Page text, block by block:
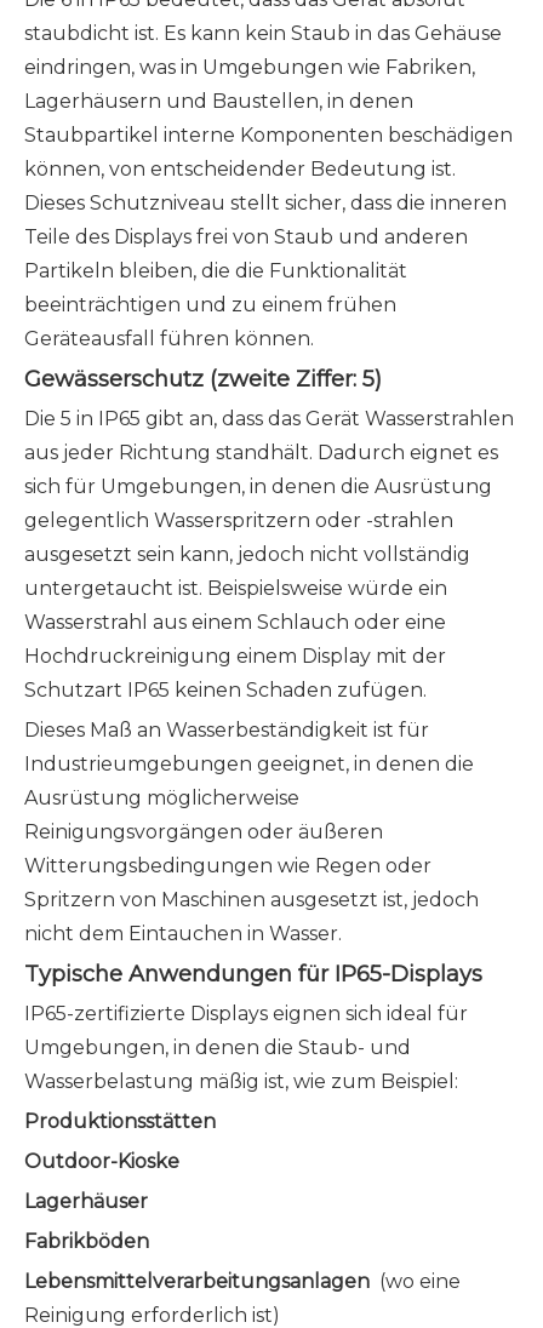
staubdicht ist. Es kann kein Staub in das Gehäuse
eindringen, was in Umgebungen wie Fabriken,
Lagerhäusern und Baustellen, in denen
Staubpartikel interne Komponenten beschädigen
können, von entscheidender Bedeutung ist.
Dieses Schutzniveau stellt sicher, dass die inneren
Teile des Displays frei von Staub und anderen
Partikeln bleiben, die die Funktionalität
beeinträchtigen und zu einem frühen
Geräteausfall führen können.
Gewässerschutz (zweite Ziffer: 5)
Die 5 in IP65 gibt an, dass das Gerät Wasserstrahlen
aus jeder Richtung standhält. Dadurch eignet es
sich für Umgebungen, in denen die Ausrüstung
gelegentlich Wasserspritzern oder -strahlen
ausgesetzt sein kann, jedoch nicht vollständig
untergetaucht ist. Beispielsweise würde ein
Wasserstrahl aus einem Schlauch oder eine
Hochdruckreinigung einem Display mit der
Schutzart IP65 keinen Schaden zufügen.
Dieses Maß an Wasserbeständigkeit ist für
Industrieumgebungen geeignet, in denen die
Ausrüstung möglicherweise
Reinigungsvorgängen oder äußeren
Witterungsbedingungen wie Regen oder
Spritzern von Maschinen ausgesetzt ist, jedoch
nicht dem Eintauchen in Wasser.
Typische Anwendungen für IP65-Displays
IP65-zertifizierte Displays eignen sich ideal für
Umgebungen, in denen die Staub- und
Wasserbelastung mäßig ist, wie zum Beispiel:
Produktionsstätten
Outdoor-Kioske
Lagerhäuser
Fabrikböden
Lebensmittelverarbeitungsanlagen (wo eine
Reinigung erforderlich ist)